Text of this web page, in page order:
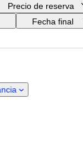
Precio de reserva
Fecha final
Género artístico
Era